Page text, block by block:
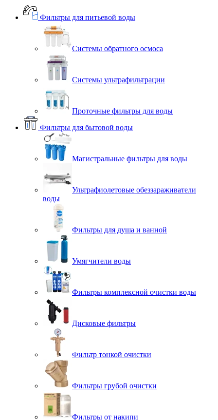
Фильтры для питьевой воды
Системы обратного осмоса
Системы ультрафильтрации
Проточные фильтры для воды
Фильтры для бытовой воды
Магистральные фильтры для воды
Ультрафиолетовые обеззараживатели
воды
Фильтры для душа и ванной
Умягчители воды
Фильтры комплексной очистки воды
Дисковые фильтры
Фильтр тонкой очистки
Фильтры грубой очистки
Фильтры от накипи